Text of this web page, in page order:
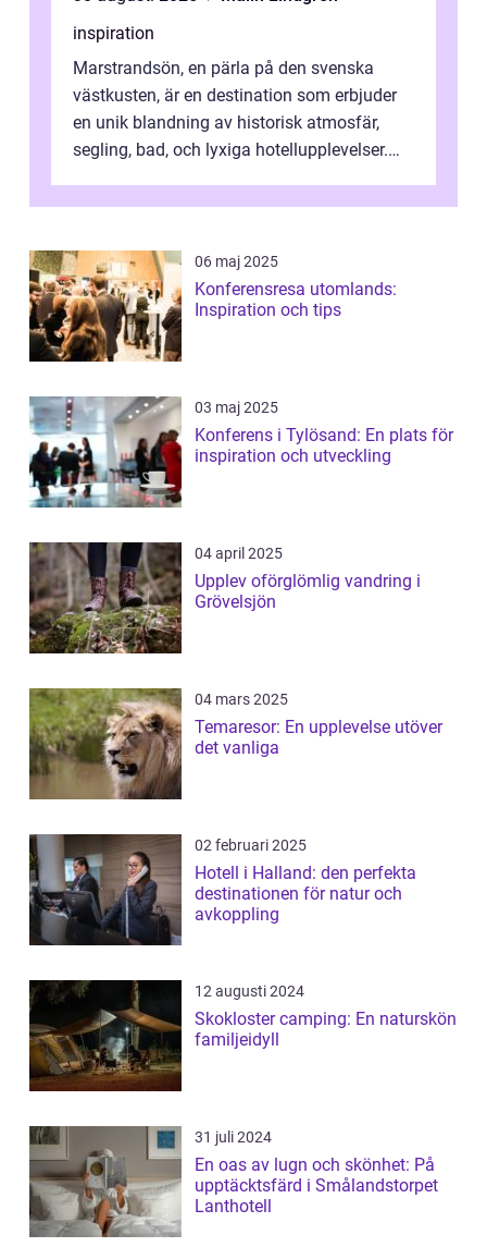
inspiration
Marstrandsön, en pärla på den svenska
västkusten, är en destination som erbjuder
en unik blandning av historisk atmosfär,
segling, bad, och lyxiga hotellupplevelser.
06 maj 2025
Konferensresa utomlands:
Inspiration och tips
03 maj 2025
Konferens i Tylösand: En plats för
inspiration och utveckling
04 april 2025
Upplev oförglömlig vandring i
Grövelsjön
04 mars 2025
Temaresor: En upplevelse utöver
det vanliga
02 februari 2025
Hotell i Halland: den perfekta
destinationen för natur och
avkoppling
12 augusti 2024
Skokloster camping: En naturskön
familjeidyll
31 juli 2024
En oas av lugn och skönhet: På
upptäcktsfärd i Smålandstorpet
Lanthotell